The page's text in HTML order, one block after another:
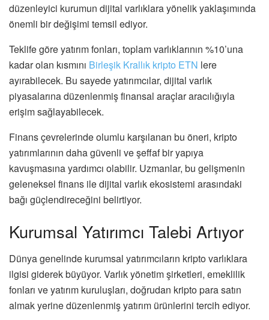
düzenleyici kurumun dijital varlıklara yönelik yaklaşımında
önemli bir değişimi temsil ediyor.
Teklife göre yatırım fonları, toplam varlıklarının %10’una
kadar olan kısmını Birleşik Krallık kripto ETN lere
ayırabilecek. Bu sayede yatırımcılar, dijital varlık
piyasalarına düzenlenmiş finansal araçlar aracılığıyla
erişim sağlayabilecek.
Finans çevrelerinde olumlu karşılanan bu öneri, kripto
yatırımlarının daha güvenli ve şeffaf bir yapıya
kavuşmasına yardımcı olabilir. Uzmanlar, bu gelişmenin
geleneksel finans ile dijital varlık ekosistemi arasındaki
bağı güçlendireceğini belirtiyor.
Kurumsal Yatırımcı Talebi Artıyor
Dünya genelinde kurumsal yatırımcıların kripto varlıklara
ilgisi giderek büyüyor. Varlık yönetim şirketleri, emeklilik
fonları ve yatırım kuruluşları, doğrudan kripto para satın
almak yerine düzenlenmiş yatırım ürünlerini tercih ediyor.